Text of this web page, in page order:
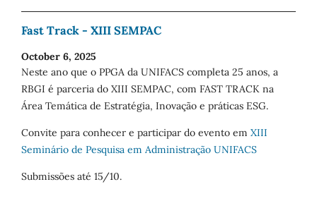
Fast Track - XIII SEMPAC
October 6, 2025
Neste ano que o PPGA da UNIFACS completa 25 anos, a
RBGI é parceria do XIII SEMPAC, com FAST TRACK na
Área Temática de Estratégia, Inovação e práticas ESG.
Convite para conhecer e participar do evento em XIII
Seminário de Pesquisa em Administração UNIFACS
Submissões até 15/10.